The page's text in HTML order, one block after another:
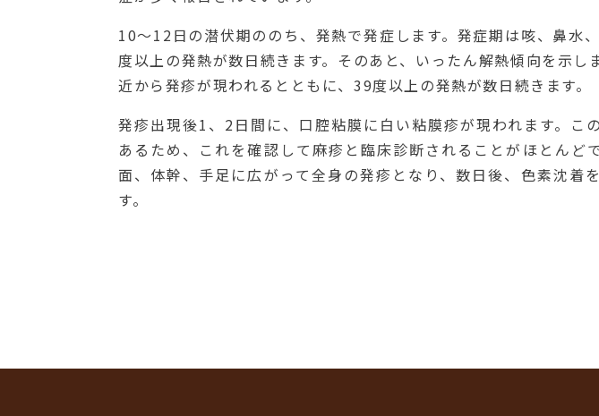
10～12日の潜伏期ののち、発熱で発症します。発症期は咳、鼻水
度以上の発熱が数日続きます。そのあと、いったん解熱傾向を示し
近から発疹が現われるとともに、39度以上の発熱が数日続きます。
発疹出現後1、2日間に、口腔粘膜に白い粘膜疹が現われます。こ
あるため、これを確認して麻疹と臨床診断されることがほとんど
面、体幹、手足に広がって全身の発疹となり、数日後、色素沈着
す。